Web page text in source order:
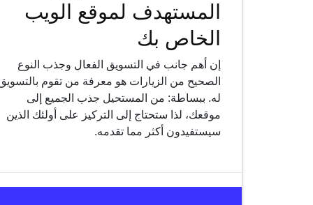
المستهدف لموقع الويب
الخاص بك
إن أهم جانب في التسويق الفعال وجذب النوع
الصحيح من الزيارات هو معرفة من تقوم
له. ببساطة: من المستحيل جذب الجميع إلى
موقعك، لذا ستحتاج إلى التركيز على أولئك الذين
سيستفيدون أكثر مما تقدمه.